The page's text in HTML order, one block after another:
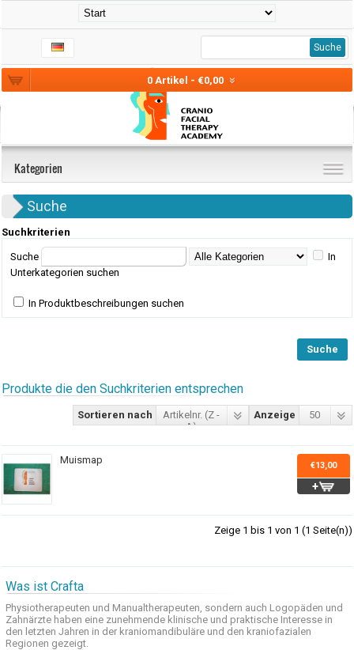
0 Artikel - €0,00
Suche
Kategorien
Suche
Suchkriterien
Suche
In
Unterkategorien suchen
In Produktbeschreibungen suchen
Produkte die den Suchkriterien entsprechen
Anzeige 50
Sortieren nach
Artikelnr. (Z -
A)
Muismap €13,00
Zeige 1 bis 1 von 1 (1 Seite(n))
Was ist Crafta
Physiotherapeuten und Manualtherapeuten, sondern auch Logopäden und
Zahnärzte haben eine zunehmende klinische und praktische Interesse in
den letzten Jahren in der kraniomandibuläre und den kraniofazialen
Regionen gezeigt.